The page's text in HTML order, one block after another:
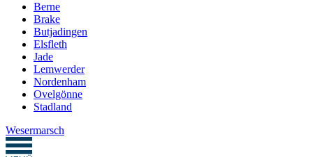
Berne
Brake
Butjadingen
Elsfleth
Jade
Lemwerder
Nordenham
Ovelgönne
Stadland
Wesermarsch